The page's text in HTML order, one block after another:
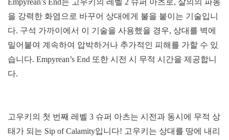
을 강력한 화염으로 바꾸어 상대에게 불을 붙이는 기술입니
다. 구석 가까이에서 이 기술을 사용했을 경우, 상대를 벽에
밀어붙여 계속하여 압박하거나 추가적인 피해를 가할 수 있
습니다. Empyrean’s End 또한 시전 시 무적 시간을 제공합니
다.
고우키의 첫 번째 레벨 3 슈퍼 아츠는 시전과 동시에 무적 상
태가 되는 Sip of Calamity입니다! 고우키는 상대를 땅에 내리